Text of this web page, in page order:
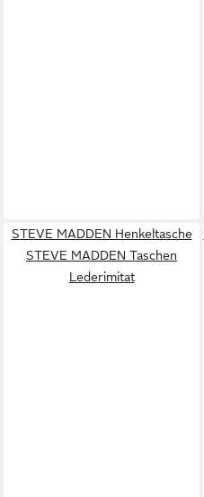
STEVE MADDEN Henkeltasche
STEVE MADDEN Taschen
Lederimitat